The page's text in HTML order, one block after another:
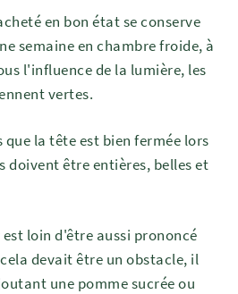
en bon état se conserve
semaine en chambre froide, à
l'influence de la lumière, les
vertes.
que la tête est bien fermée lors
doivent être entières, belles et
loin d'être aussi prononcé
devait être un obstacle, il
une pomme sucrée ou